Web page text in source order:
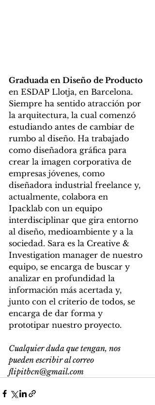
Graduada en Diseño de Producto
en ESDAP Llotja, en Barcelona.
Siempre ha sentido atracción por
la arquitectura, la cual comenzó
estudiando antes de cambiar de
rumbo al diseño. Ha trabajado
como diseñadora gráfica para
crear la imagen corporativa de
empresas jóvenes, como
diseñadora industrial freelance y,
actualmente, colabora en
Ipacklab con un equipo
interdisciplinar que gira entorno
al diseño, medioambiente y a la
sociedad. Sara es la Creative &
Investigation manager de nuestro
equipo, se encarga de buscar y
analizar en profundidad la
información más acertada y,
junto con el criterio de todos, se
encarga de dar forma y
prototipar nuestro proyecto.
Cualquier duda que tengan, nos
pueden escribir al correo
flipitbcn@gmail.com